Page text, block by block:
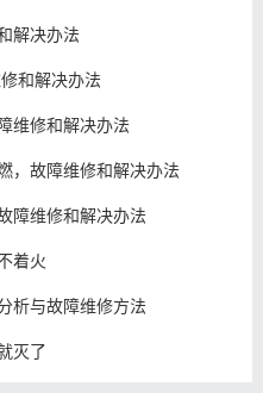
解决办法
和解决办法
维修和解决办法
，故障维修和解决办法
障维修和解决办法
着火
析与故障维修方法
灭了